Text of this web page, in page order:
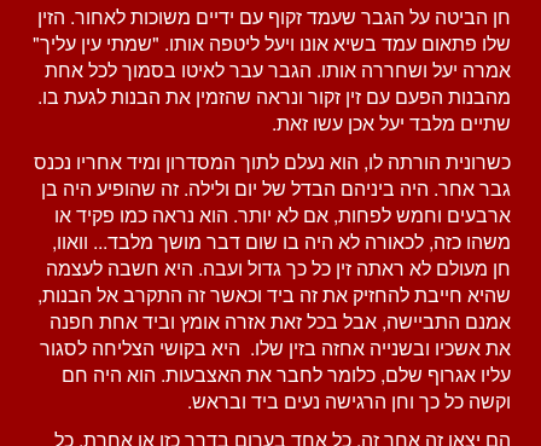
חן הביטה על הגבר שעמד זקוף עם ידיים משוכות לאחור. הזין
שלו פתאום עמד בשיא אונו ויעל ליטפה אותו. "שמתי עין עליך"
אמרה יעל ושחררה אותו. הגבר עבר לאיטו בסמוך לכל אחת
מהבנות הפעם עם זין זקור ונראה שהזמין את הבנות לגעת בו.
שתיים מלבד יעל אכן עשו זאת.
כשרונית הורתה לו, הוא נעלם לתוך המסדרון ומיד אחריו נכנס
גבר אחר. היה ביניהם הבדל של יום ולילה. זה שהופיע היה בן
ארבעים וחמש לפחות, אם לא יותר. הוא נראה כמו פקיד או
משהו כזה, לכאורה לא היה בו שום דבר מושך מלבד... וואוו,
חן מעולם לא ראתה זין כל כך גדול ועבה. היא חשבה לעצמה
שהיא חייבת להחזיק את זה ביד וכאשר זה התקרב אל הבנות,
אמנם התביישה, אבל בכל זאת אזרה אומץ וביד אחת חפנה
את אשכיו ובשנייה אחזה בזין שלו. היא בקושי הצליחה לסגור
עליו אגרוף שלם, כלומר לחבר את האצבעות. הוא היה חם
וקשה כל כך וחן הרגישה נעים ביד ובראש.
הם יצאו זה אחר זה, כל אחד בערום בדרך כזו או אחרת, כל